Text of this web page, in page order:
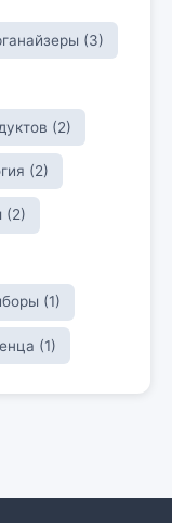
(3)
(2)
(2)
(2)
(1)
(1)